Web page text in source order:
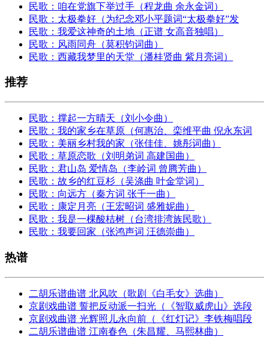
民歌：咱在党旗下举过手（程龙曲 余永金词）
民歌：太极拳好（为纪念邓小平题词“太极拳好”发
民歌：我爱这神奇的土地（正谱 女高音独唱）
民歌：风雨同舟（莫积钧词曲）
民歌：西藏我梦里的天堂（潘桂贤曲 紫月亮词）
推荐
民歌：撑起一方晴天（刘小令曲）
民歌：我的家乡在草原（何惠治、栾维平曲 倪永东词
民歌：美丽乡村我的家（张佳佳、姚彤词曲）
民歌：草原恋歌（刘明弟词 高建国曲）
民歌：君山岛 爱情岛（李岭词 曾腾芳曲）
民歌：故乡的红豆杉（吴涤曲 叶金堂词）
民歌：向远方（秦方词 张千一曲）
民歌：康定月亮（王宏昭词 盛雅妮曲）
民歌：我是一棵酸桔树（台湾排湾族民歌）
民歌：我要回家（张鸿声词 汪德崇曲）
热谱
二胡乐谱曲谱 北风吹（歌剧《白毛女》选曲）
京剧戏曲谱 誓把反动派一扫光（《智取威虎山》选段
京剧戏曲谱 光辉照儿永向前（《红灯记》李铁梅唱段
二胡乐谱曲谱 江南春色（朱昌耀、马熙林曲）